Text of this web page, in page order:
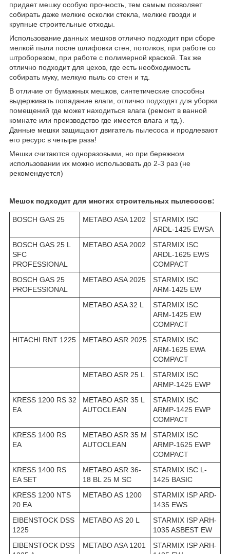
придает мешку особую прочность, тем самым позволяет
собирать даже мелкие осколки стекла, мелкие гвозди и
крупные строительные отходы.
Использование данных мешков отлично подходит при сборе
мелкой пыли после шлифовки стен, потолков, при работе со
штроборезом, при работе с полимерной краской. Так же
отлично подходит для цехов, где есть необходимость
собирать муку, мелкую пыль со стен и тд.
В отличие от бумажных мешков, синтетические способны
выдерживать попадание влаги, отлично подходят для уборки
помещений где может находиться влага (ремонт в ванной
комнате или производство где имеется влага и тд.).
Данные мешки защищают двигатель пылесоса и продлевают
его ресурс в четыре раза!
Мешки считаются одноразовыми, но при бережном
использовании их можно использовать до 2-3 раз (не
рекомендуется)
Мешок подходит для многих строительных пылесосов:
BOSCH GAS 25 METABO ASA 1202
STARMIX ISC
ARDL-1425 EWSA
BOSCH GAS 25 L
SFC
PROFESSIONAL
METABO ASA 2002
STARMIX ISC
ARDL-1625 EWS
COMPACT
BOSCH GAS 25
PROFESSIONAL
METABO ASA 2025
STARMIX ISC
ARM-1425 EW
METABO ASA 32 L
STARMIX ISC
ARM-1425 EW
COMPACT
HITACHI RNT 1225
METABO ASR 2025
STARMIX ISC
ARM-1625 EWA
COMPACT
METABO ASR 25 L
STARMIX ISC
ARMP-1425 EWP
KRESS 1200 RS 32
EA
METABO ASR 35 L
AUTOCLEAN
STARMIX ISC
ARMP-1425 EWP
COMPACT
KRESS 1400 RS
EA
METABO ASR 35 M
AUTOCLEAN
STARMIX ISC
ARMP-1625 EWP
COMPACT
KRESS 1400 RS
EA SET
METABO ASR 36-
18 BL 25 M SC
STARMIX ISC L-
1425 BASIC
KRESS 1200 NTS
20 EA
METABO AS 1200
STARMIX ISP ARD-
1435 EWS
EIBENSTOCK DSS
1225
METABO AS 20 L
STARMIX ISP ARH-
1035 ASBEST EW
EIBENSTOCK DSS
METABO ASA 1201
STARMIX ISP ARH-